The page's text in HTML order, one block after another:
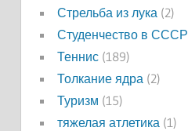
Стрельба из лука (2)
Студенчество в СССР
Теннис(189)
Толкание ядра (2)
Туризм (15)
тяжелая атлетика (1)